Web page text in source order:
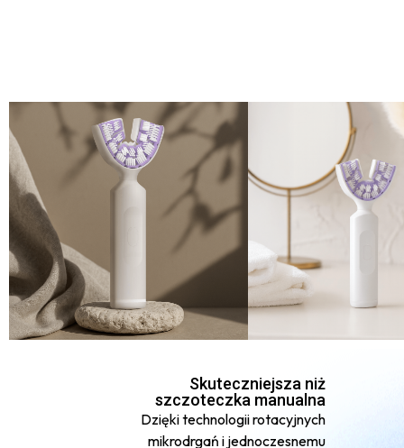
Skuteczniejsza niż
szczoteczka manualna
Dzięki technologii rotacyjnych
mikrodrgań i jednoczesnemu